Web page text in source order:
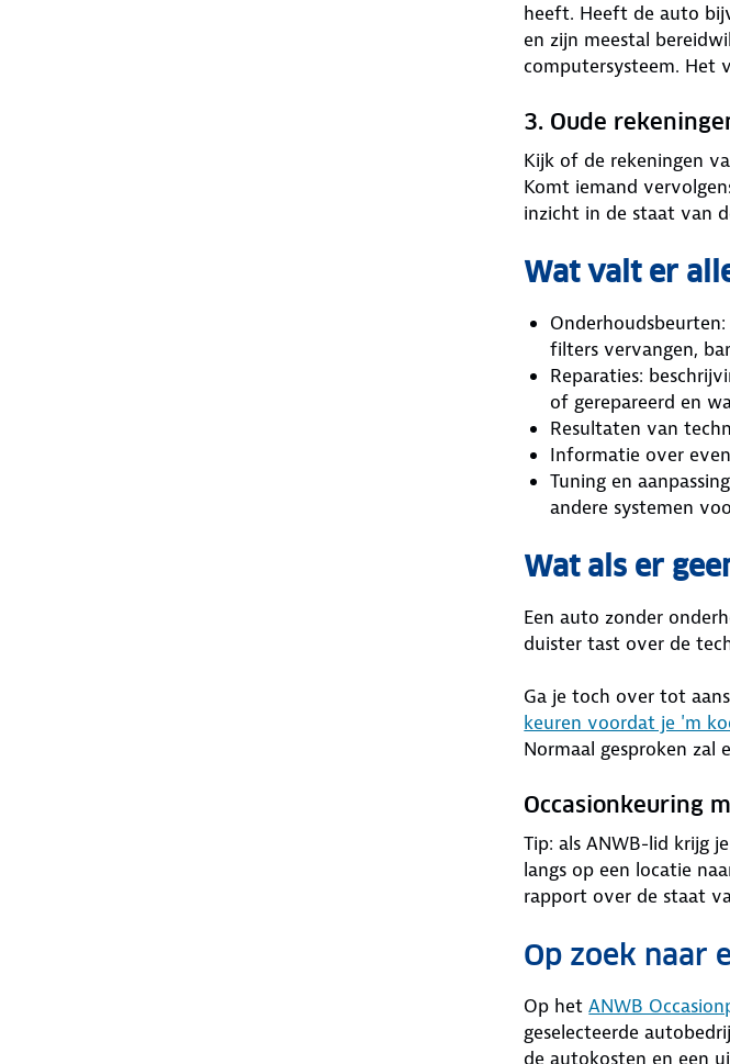
heeft. Heeft de auto
en zijn meestal
computersysteem. Het
3. Oude
Kijk of de rekeningen
Komt iemand
inzicht in de staat van
Wat valt er
filters vervangen,
Reparaties:
of gerepareerd en
Resultaten van
Informatie over
Tuning en
andere systemen
Wat als er
Een auto zonder
duister tast over de
Ga je toch over tot
keuren voordat je 'm
Normaal gesproken zal
Occasionkeuring
Tip: als ANWB-lid krijg je
langs op een locatie
rapport over de staat
Op zoek naar
Op hetANWB
geselecteerde
de autokosten en een